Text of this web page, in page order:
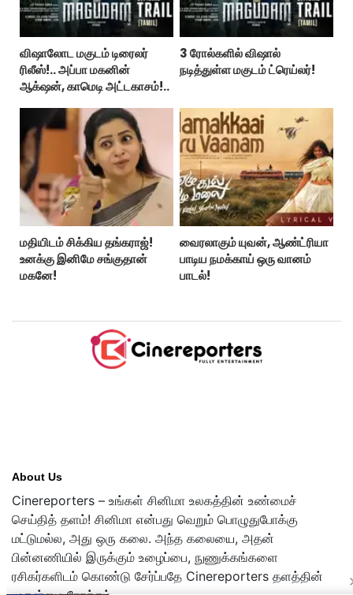
விஷாலோட மகுடம் டிரைலர்
ரிலீஸ்!.. அப்பா மகனின்
ஆக்‌ஷன், காமெடி அட்டகாசம்!..
3 ரோல்களில் விஷால்
நடித்துள்ள மகுடம் ட்ரெய்லர்!
மதியிடம் சிக்கிய தங்கராஜ்!
உனக்கு இனிமே சங்குதான்
மகனே!
வைரலாகும் யுவன், ஆண்ட்ரியா
பாடிய நமக்காய் ஒரு வானம்
பாடல்!
About Us
Cinereporters – உங்கள் சினிமா உலகத்தின் உண்மைச்
செய்தித் தளம்! சினிமா என்பது வெறும் பொழுதுபோக்கு
மட்டுமல்ல, அது ஒரு கலை. அந்த கலையை, அதன்
பின்னணியில் இருக்கும் உழைப்பை, நுணுக்கங்களை
ரசிகர்களிடம் கொண்டு சேர்ப்பதே Cinereporters தளத்தின்